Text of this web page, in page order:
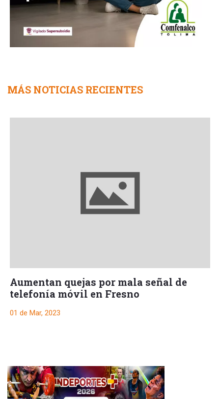
MÁS NOTICIAS RECIENTES
Aumentan quejas por mala señal de
telefonía móvil en Fresno
01 de Mar, 2023